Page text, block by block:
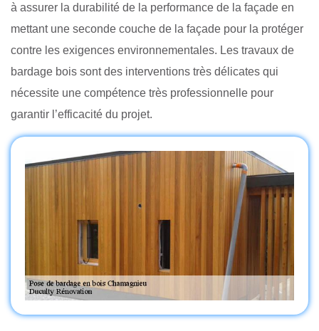
à assurer la durabilité de la performance de la façade en
mettant une seconde couche de la façade pour la protéger
contre les exigences environnementales. Les travaux de
bardage bois sont des interventions très délicates qui
nécessite une compétence très professionnelle pour
garantir l’efficacité du projet.